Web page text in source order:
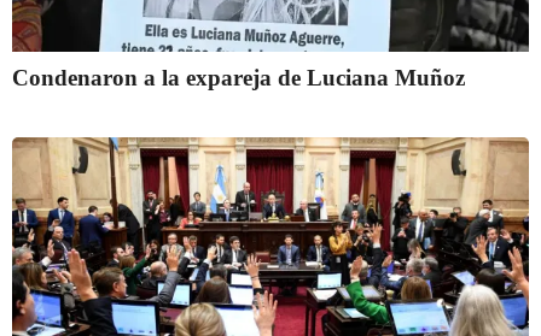
Condenaron a la expareja de Luciana Muñoz